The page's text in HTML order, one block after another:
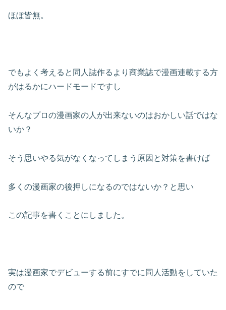
ほぼ皆無。
でもよく考えると同人誌作るより商業誌で漫画連載する方
がはるかにハードモードですし
そんなプロの漫画家の人が出来ないのはおかしい話ではな
いか？
そう思いやる気がなくなってしまう原因と対策を書けば
多くの漫画家の後押しになるのではないか？と思い
この記事を書くことにしました。
実は漫画家でデビューする前にすでに同人活動をしていた
ので